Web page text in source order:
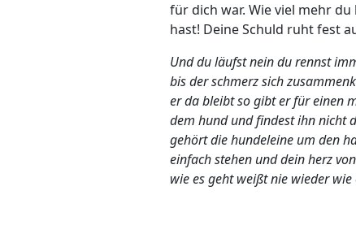
für dich war. Wie viel mehr
hast! Deine Schuld ruht fest
Und du läufst nein du rennst
bis der schmerz sich
er da bleibt so gibt er für einen
dem hund und findest ihn nicht
gehört die hundeleine um den
einfach stehen und dein herz
wie es geht weißt nie wieder